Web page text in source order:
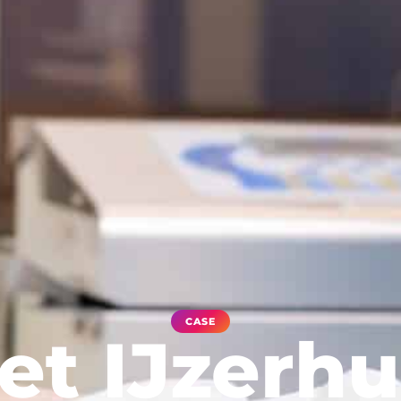
CASE